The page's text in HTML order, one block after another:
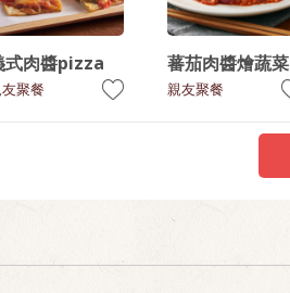
式肉醬pizza
聚餐
蕃茄肉醬燴蔬菜
親友聚餐